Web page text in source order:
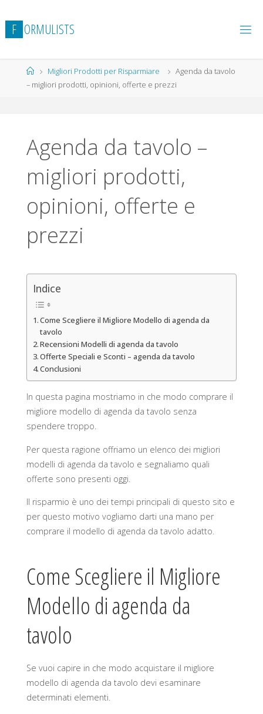
al
contenuto
F ORMULISTS
HomeMigliori Prodotti per Risparmiare
Agenda da tavolo
– migliori prodotti, opinioni, offerte e prezzi
Agenda da tavolo –
migliori prodotti,
opinioni, offerte e
prezzi
Indice
Come Scegliere il Migliore Modello di agenda da
tavolo
Recensioni Modelli di agenda da tavolo
Offerte Speciali e Sconti – agenda da tavolo
Conclusioni
In questa pagina mostriamo in che modo comprare il
migliore modello di agenda da tavolo senza
spendere troppo.
Per questa ragione offriamo un elenco dei migliori
modelli di agenda da tavolo e segnaliamo quali
offerte sono presenti oggi.
Il risparmio è uno dei tempi principali di questo sito e
per questo motivo vogliamo darti una mano per
comprare il modello di agenda da tavolo adatto.
Come Scegliere il Migliore
Modello di agenda da
tavolo
Se vuoi capire in che modo acquistare il migliore
modello di agenda da tavolo devi esaminare
determinati elementi.